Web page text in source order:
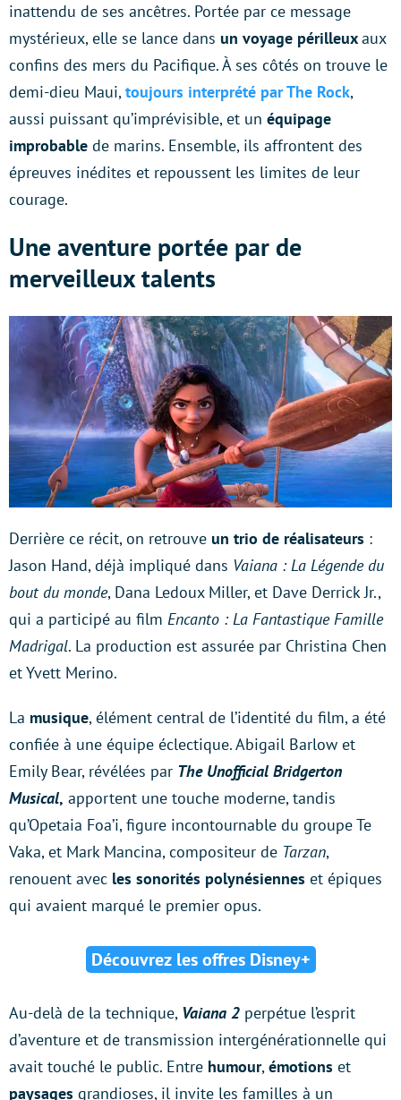
inattendu de ses ancêtres. Portée par ce message
mystérieux, elle se lance dans un voyage périlleuxaux
confins des mers du Pacifique. À ses côtés on trouve le
demi-dieu Maui,toujours interprété par The Rock,
aussi puissant qu’imprévisible, et un équipage
improbable de marins. Ensemble, ils affrontent des
épreuves inédites et repoussent les limites de leur
courage.
Une aventure portée par de
merveilleux talents
Derrière ce récit, on retrouve un trio de réalisateurs :
Jason Hand, déjà impliqué dans Vaiana : La Légende du
bout du monde, Dana Ledoux Miller, et Dave Derrick Jr.,
qui a participé au film Encanto : La Fantastique Famille
Madrigal. La production est assurée par Christina Chen
et Yvett Merino.
La musique, élément central de l’identité du film, a été
confiée à une équipe éclectique. Abigail Barlow et
Emily Bear, révélées par The Unofficial Bridgerton
Musical, apportent une touche moderne, tandis
qu’Opetaia Foa’i, figure incontournable du groupe Te
Vaka, et Mark Mancina, compositeur de Tarzan,
renouent avec les sonorités polynésiennes et épiques
qui avaient marqué le premier opus.
Découvrez les offres Disney+
Au-delà de la technique, Vaiana 2 perpétue l’esprit
d’aventure et de transmission intergénérationnelle qui
avait touché le public. Entre humour,émotions et
paysages grandioses, il invite les familles à un